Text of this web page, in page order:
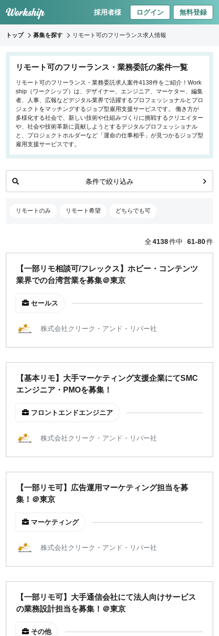
採用者様 ログイン 無料登録
トップ 募集を探す リモート可のフリーランス求人情報
リモート可のフリーランス・業務委託の案件一覧
リモート可のフリーランス・業務委託求人案件4138件をご紹介！Work
ship（ワークシップ）は、デザイナー、エンジニア、マーケター、編集
者、人事、広報などデジタル業界で活躍するプロフェッショナルとプロ
ジェクトをマッチングするジョブ型雇用支援サービスです。 働き方が
多様化する社会で、新しい技術や仕組みづくりに挑戦するクリエイター
や、社会や技術革新に貢献しようとするデジタルプロフェッショナル
と、プロジェクトホルダーなど「運命の仕事相手」が見つかるジョブ型
雇用支援サービスです。
条件で絞り込み
リモートのみ リモート希望 どちらでも可
キーワードで探す
職種
フロントエンドエンジニア
バックエンドエンジニア
インフラエンジニア
iOS/Androidアプリエンジニア
データサイエンティスト
出社のみ
特徴
直接契約
新規事業
稼働時間
週4日
週2日
東京
名古屋
福岡
募集中のみ表示
時給
全4138件中 61-80件
【一部リモ相談可/フレックス】ホビー・コンテンツ
業界での台湾営業を募集＠東京
セールス
株式会社クリーク・アンド・リバー社
【基本リモ】大手マーケティング支援企業にてSMC
エンジニア・PMOを募集！
フロントエンドエンジニア
株式会社クリーク・アンド・リバー社
【一部リモ可】広告運用マーケティング担当を募
集！＠東京
マーケティング
株式会社クリーク・アンド・リバー社
【一部リモ可】大手通信会社にて法人向けサービス
の業務設計担当を募集！＠東京
その他